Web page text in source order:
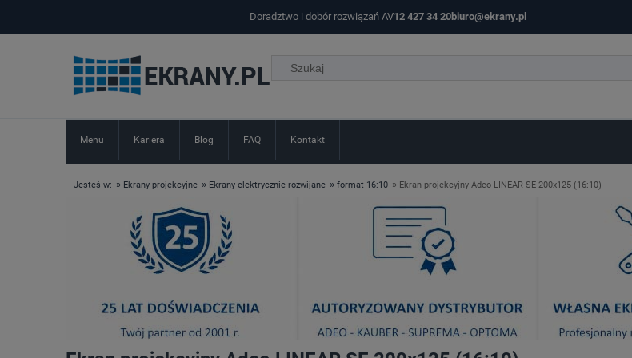
Doradztwo i dobór rozwiązań AV12 427 34 20biuro@ekrany.pl
Menu Kariera Blog FAQ Kontakt
Jesteś w: » Ekrany projekcyjne » Ekrany elektrycznie rozwijane » format 16:10 » Ekran projekcyjny Adeo LINEAR SE 200x125 (16:10)